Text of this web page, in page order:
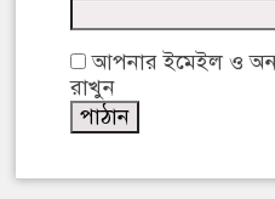
আপনার ইমেইল ও
রাখুন